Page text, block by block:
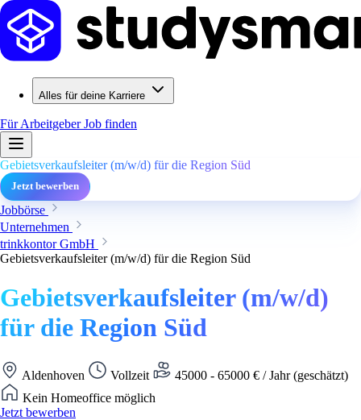
Alles für deine Karriere
Für ArbeitgeberJob finden
Gebietsverkaufsleiter (m/w/d) für die Region Süd
Jetzt bewerben
Jobbörse
Unternehmen
trinkkontor GmbH
Gebietsverkaufsleiter (m/w/d) für die Region Süd
Gebietsverkaufsleiter (m/w/d)
für die Region Süd
Aldenhoven Vollzeit
45000 - 65000 € / Jahr (geschätzt)
Kein Homeoffice möglich
Jetzt bewerben